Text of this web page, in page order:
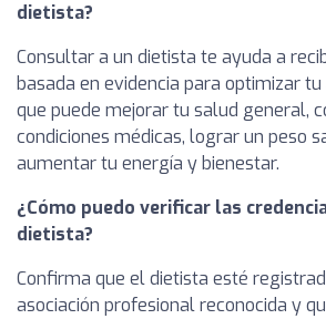
dietista?
Consultar a un dietista te ayuda a
basada en evidencia para optimizar
que puede mejorar tu salud general,
condiciones médicas, lograr un peso
aumentar tu energía y bienestar.
¿Cómo puedo verificar las
dietista?
Confirma que el dietista esté
asociación profesional reconocida y